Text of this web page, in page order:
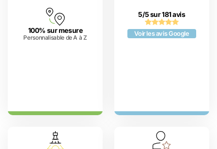
100% sur mesure
Personnalisable de A à Z
5/5 sur 181 avis
Voir les avis Google